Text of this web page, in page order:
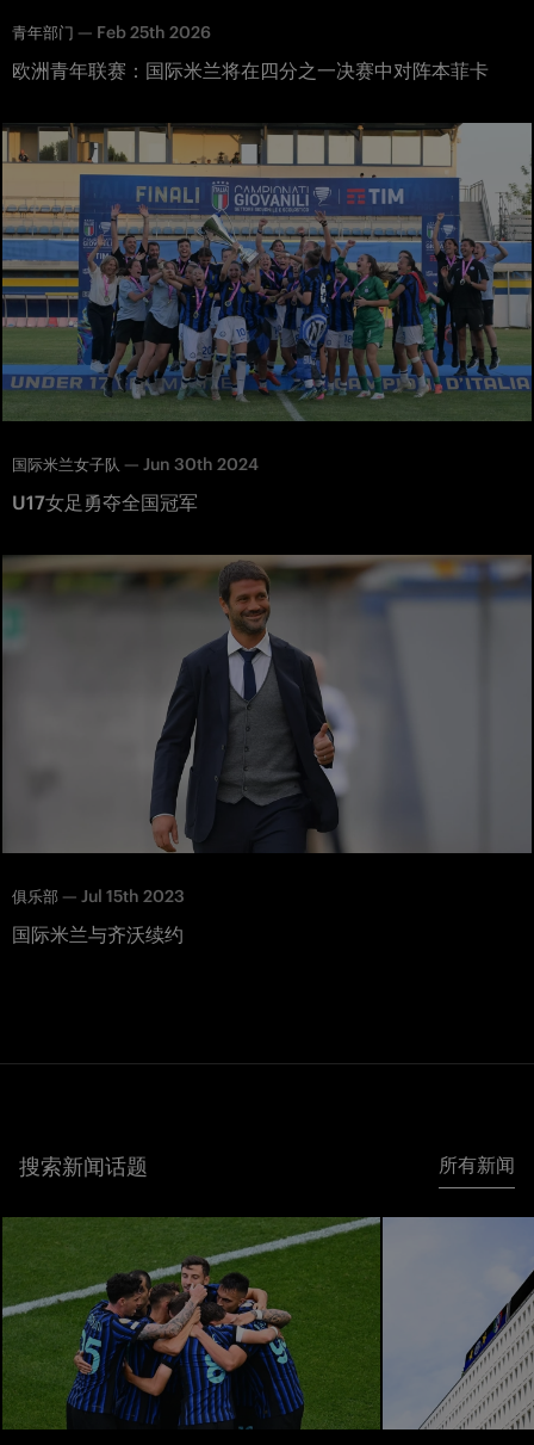
青年部门 — Feb 25th 2026
欧洲青年联赛：国际米兰将在四分之一决赛中对阵本菲卡
国际米兰女子队 — Jun 30th 2024
U17女足勇夺全国冠军
俱乐部 — Jul 15th 2023
国际米兰与齐沃续约
搜索新闻话题 所有新闻